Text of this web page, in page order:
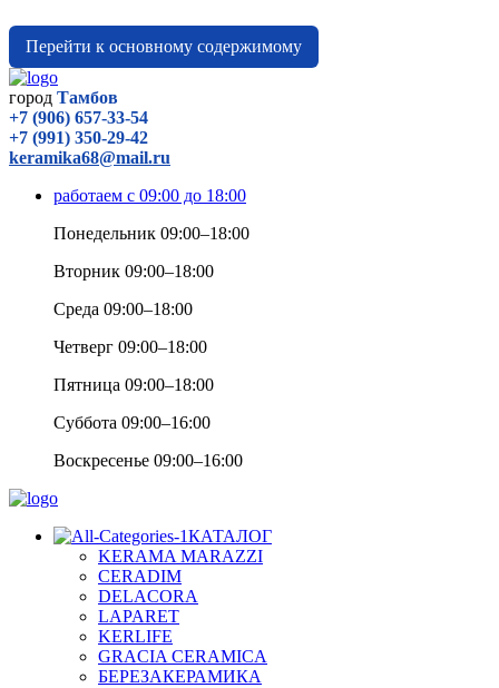
Перейти к основному содержимому
город Тамбов
+7 (906) 657-33-54
+7 (991) 350-29-42
keramika68@mail.ru
работаем с 09:00 до 18:00
Понедельник 09:00–18:00
Вторник 09:00–18:00
Среда 09:00–18:00
Четверг 09:00–18:00
Пятница 09:00–18:00
Суббота 09:00–16:00
Воскресенье 09:00–16:00
КАТАЛОГ
KERAMA MARAZZI
CERADIM
DELACORA
LAPARET
KERLIFE
GRACIA CERAMICA
БЕРЕЗАКЕРАМИКА